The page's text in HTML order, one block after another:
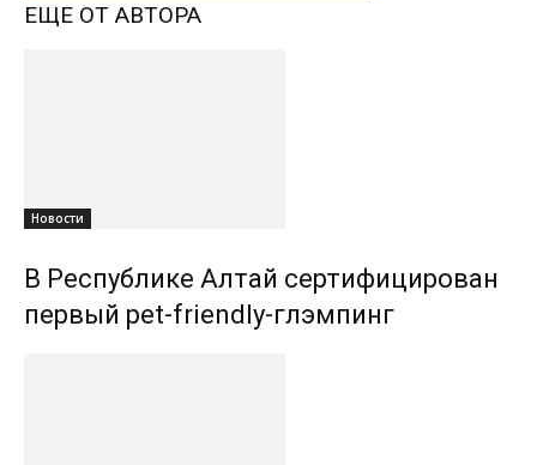
ЕЩЕ ОТ АВТОРА
Новости
В Республике Алтай сертифицирован
первый pet-friendly-глэмпинг